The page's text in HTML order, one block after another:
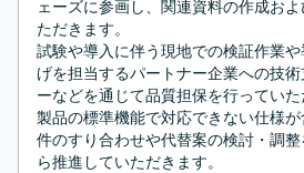
ェーズに参画し、関連資料の作成お
ただきます。
試験や導入に伴う現地での検証作業
げを担当するパートナー企業への技
ーなどを通じて品質担保を行っていた
製品の標準機能で対応できない仕様
件のすり合わせや代替案の検討・調
ら推進していただきます。